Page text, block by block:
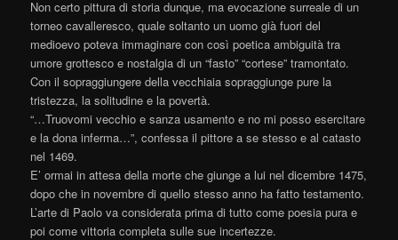
Non certo pittura di storia dunque, ma evocazione surreale di un
torneo cavalleresco, quale soltanto un uomo già fuori del
medioevo poteva immaginare con così poetica ambiguità tra
umore grottesco e nostalgia di un “fasto” “cortese” tramontato.
Con il sopraggiungere della vecchiaia sopraggiunge pure la
tristezza, la solitudine e la povertà.
“…Truovomi vecchio e sanza usamento e no mi posso esercitare
e la dona inferma…”, confessa il pittore a se stesso e al catasto
nel 1469.
E’ ormai in attesa della morte che giunge a lui nel dicembre 1475,
dopo che in novembre di quello stesso anno ha fatto testamento.
L’arte di Paolo va considerata prima di tutto come poesia pura e
poi come vittoria completa sulle sue incertezze.